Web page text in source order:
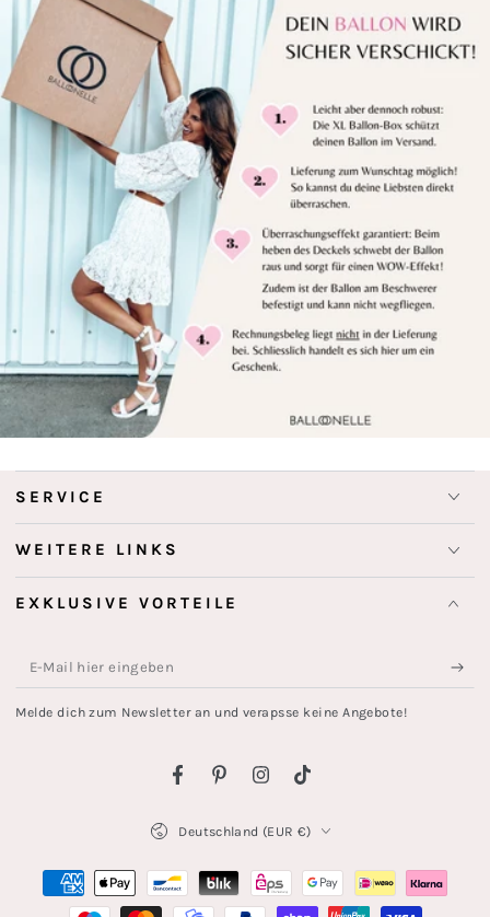
SERVICE
WEITERE LINKS
EXKLUSIVE VORTEILE
E-
Mail
Melde dich zum Newsletter an und verapsse keine Angebote!
FacebookPinterestInstagram
TikTok
Deutschland (EUR €)
Zahlungsmöglichkeiten